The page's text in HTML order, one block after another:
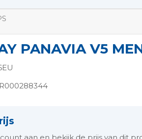
PANAVIA V5
aan en bekijk de prijs van dit